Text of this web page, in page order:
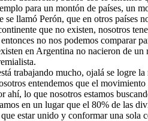
para un montón de países, un
llamó Perón, que en otros países
que no existen, nosotros
no nos podemos comparar
en Argentina no nacieron de
trabajando mucho, ojalá se logre
entendemos que el
lo que nosotros estamos
en un lugar que el 80% de las
estar unido y conformar una sola